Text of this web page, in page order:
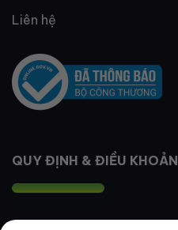
Liên hệ
QUY ĐỊNH & ĐIỀU KHOẢN
Quy định thành viên